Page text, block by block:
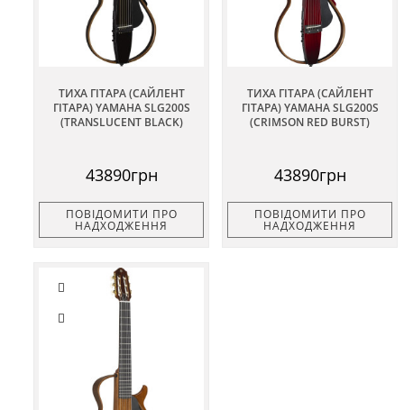
ТИХА ГІТАРА (САЙЛЕНТ
ГІТАРА) YAMAHA SLG200S
(TRANSLUCENT BLACK)
43890грн
ПОВІДОМИТИ ПРО
НАДХОДЖЕННЯ
ТИХА ГІТАРА (САЙЛЕНТ
ГІТАРА) YAMAHA SLG200S
(CRIMSON RED BURST)
43890грн
ПОВІДОМИТИ ПРО
НАДХОДЖЕННЯ